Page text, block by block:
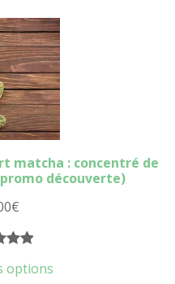
matcha : concentré de
découverte)
€
options